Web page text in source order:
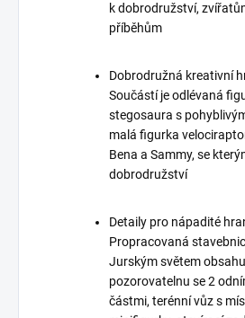
k dobrodružství,
příběhům
Dobrodružná kreativní
Součástí je odlévaná
stegosaura s
malá figurka
Bena a Sammy, se
dobrodružství
Detaily pro nápadité
Propracovaná
Jurským světem
pozorovatelnu se 2
částmi, terénní vůz s